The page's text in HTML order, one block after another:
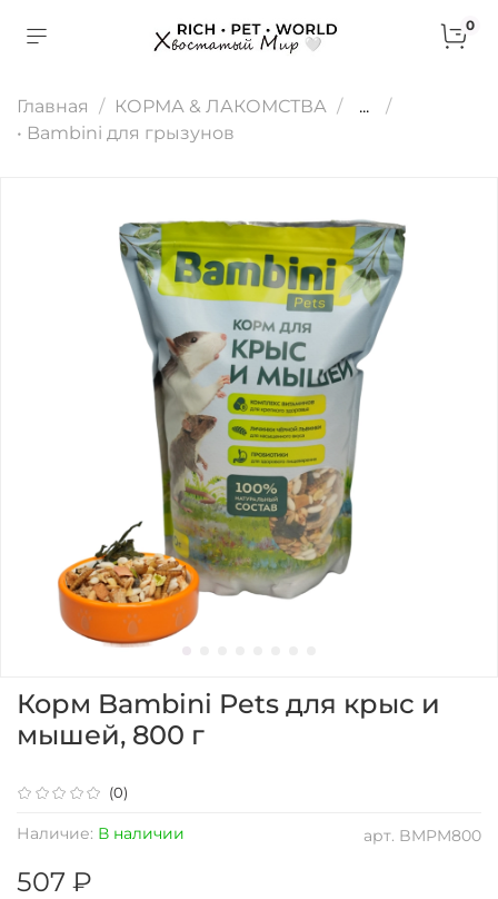
0
Главная КОРМА & ЛАКОМСТВА
...
• Bambini для грызунов
(0)
арт. BMPM800
Наличие: В наличии
Корм Bambini Pets для крыс и
мышей, 800 г
507 ₽